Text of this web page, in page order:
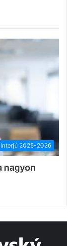
Interjú 2025-2026
nagyon